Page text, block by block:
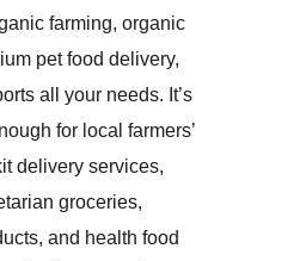
farming, organic
pet food delivery,
all your needs. It’s
for local farmers’
delivery services,
groceries,
and health food